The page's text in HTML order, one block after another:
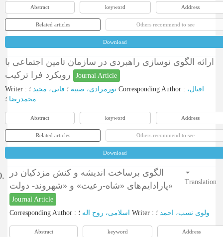
Abstract keyword Address
Related articles Others recommend to see
Download
ارائه الگوی نوسازی راهبردی در سازمان تامین اجتماعی با
Journal Article
Writer : نورمرادی، صبیه ؛ فانی، مجید Corresponding Author : اقبال،
محمدرضا ؛
Abstract keyword Address
Related articles Others recommend to see
Download
الگوی برساخت اندیشه و کنش مزدکیان در
پارادایم‌های «شاه-رعیت» و «شهروند- دولت»
Journal Article
Translation
Corresponding Author : اسلامی، روح اله Writer : ولوی نسب، احمد ؛
Abstract keyword Address